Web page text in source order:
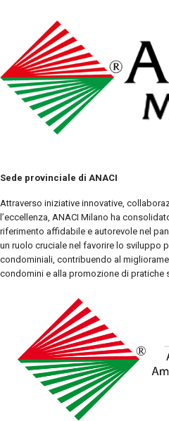
Sede provinciale di ANACI
Attraverso iniziative innovative,
l’eccellenza, ANACI Milano ha
riferimento affidabile e autorevole nel
un ruolo cruciale nel favorire lo sviluppo
condominiali, contribuendo al
condomini e alla promozione di pratiche